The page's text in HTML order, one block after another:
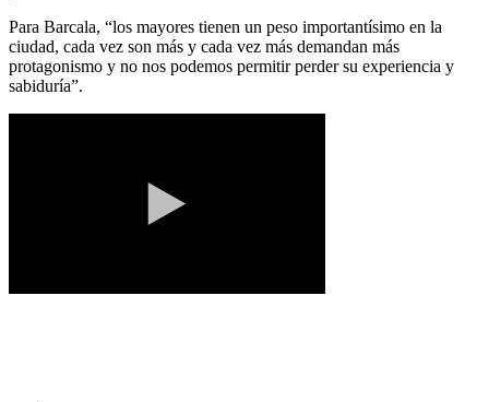
Para Barcala, “los mayores tienen un peso importantísimo en la
ciudad, cada vez son más y cada vez más demandan más
protagonismo y no nos podemos permitir perder su experiencia y
sabiduría”.